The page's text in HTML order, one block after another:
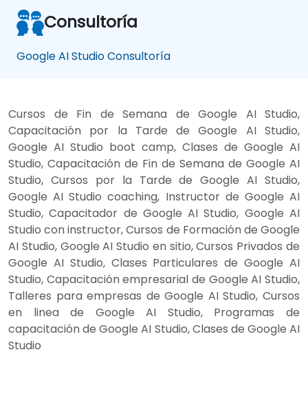
Consultoría
Google AI Studio Consultoría
Cursos de Fin de Semana de Google AI Studio,
Capacitación por la Tarde de Google AI Studio,
Google AI Studio boot camp, Clases de Google AI
Studio, Capacitación de Fin de Semana de Google AI
Studio, Cursos por la Tarde de Google AI Studio,
Google AI Studio coaching, Instructor de Google AI
Studio, Capacitador de Google AI Studio, Google AI
Studio con instructor, Cursos de Formación de Google
AI Studio, Google AI Studio en sitio, Cursos Privados de
Google AI Studio, Clases Particulares de Google AI
Studio, Capacitación empresarial de Google AI Studio,
Talleres para empresas de Google AI Studio, Cursos
en linea de Google AI Studio, Programas de
capacitación de Google AI Studio, Clases de Google AI
Studio